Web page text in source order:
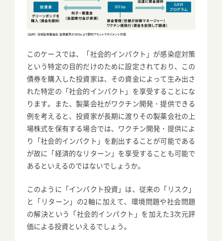
このケースでは、「社会的インパクト」が感染症対策
という特定の目的だけのために設定されており、この
債券を購入した投資家は、その資金によって生み出さ
れた特定の「社会的インパクト」を享受することにな
ります。また、製薬会社がワクチン開発・提供できる
例を考えると、投資家が長期に渡りその製薬会社の上
場株式を保有する場合では、ワクチン開発・提供によ
り「社会的インパクト」を創出することが可能である
が故に「経済的なリターン」を享受することも可能で
あるといえるのではないでしょうか。
このように「インパクト投資」は、従来の「リスク」
と「リターン」の2軸に加えて、環境問題や社会問題
の解決という「社会的インパクト」を加えた3次元評
価による投資といえるでしょう。